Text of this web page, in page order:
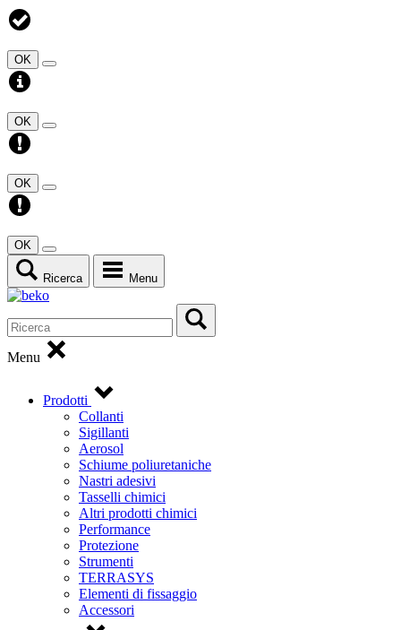
OK
OK
OK
OK
Ricerca Menu
Menu
Prodotti
Collanti
Sigillanti
Aerosol
Schiume poliuretaniche
Nastri adesivi
Tasselli chimici
Altri prodotti chimici
Performance
Protezione
Strumenti
TERRASYS
Elementi di fissaggio
Accessori